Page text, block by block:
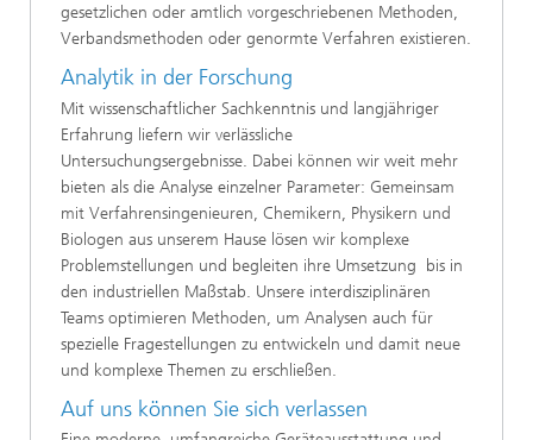
gesetzlichen oder amtlich vorgeschriebenen Methoden,
Verbandsmethoden oder genormte Verfahren existieren.
Analytik in der Forschung
Mit wissenschaftlicher Sachkenntnis und langjähriger
Erfahrung liefern wir verlässliche
Untersuchungsergebnisse. Dabei können wir weit mehr
bieten als die Analyse einzelner Parameter: Gemeinsam
mit Verfahrensingenieuren, Chemikern, Physikern und
Biologen aus unserem Hause lösen wir komplexe
Problemstellungen und begleiten ihre Umsetzung bis in
den industriellen Maßstab. Unsere interdisziplinären
Teams optimieren Methoden, um Analysen auch für
spezielle Fragestellungen zu entwickeln und damit neue
und komplexe Themen zu erschließen.
Auf uns können Sie sich verlassen